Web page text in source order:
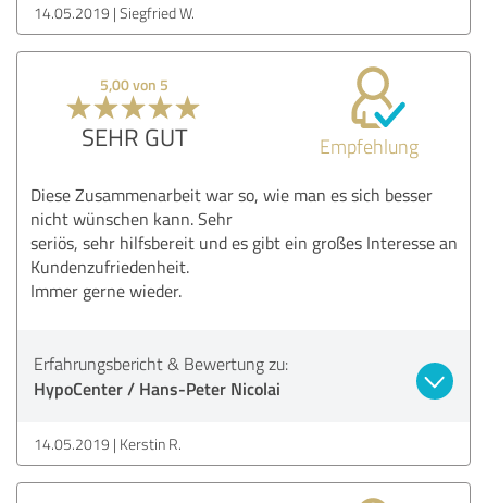
14.05.2019 Siegfried W.
5,00 von 5
SEHR GUT Empfehlung
Diese Zusammenarbeit war so, wie man es sich besser
nicht wünschen kann. Sehr
seriös, sehr hilfsbereit und es gibt ein großes Interesse an
Kundenzufriedenheit.
Immer gerne wieder.
Erfahrungsbericht & Bewertung zu:
HypoCenter / Hans-Peter Nicolai
14.05.2019 Kerstin R.